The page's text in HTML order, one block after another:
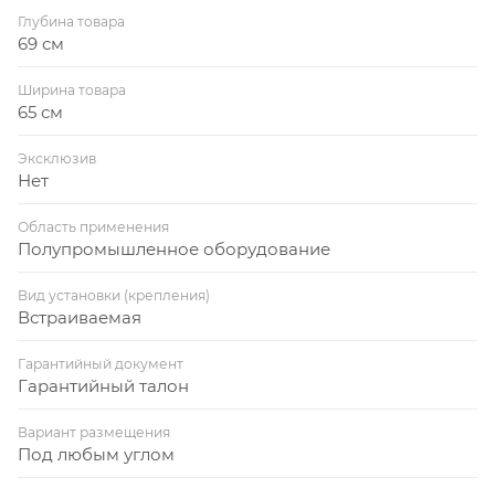
Глубина товара
69 см
Ширина товара
65 см
Эксклюзив
Нет
Область применения
Полупромышленное оборудование
Вид установки (крепления)
Встраиваемая
Гарантийный документ
Гарантийный талон
Вариант размещения
Под любым углом